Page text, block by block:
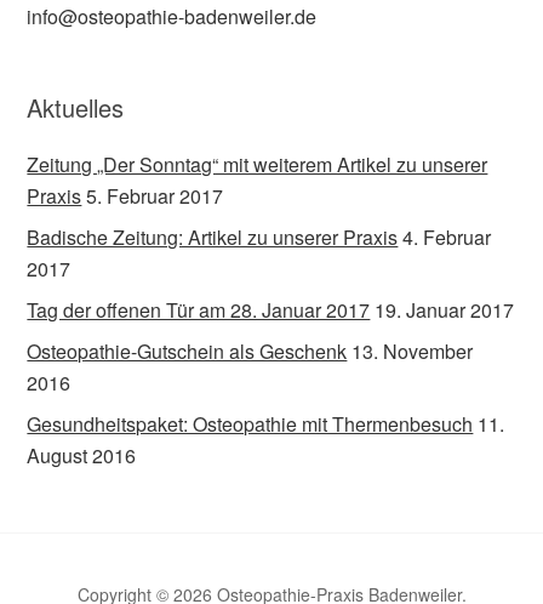
info@osteopathie-badenweiler.de
Aktuelles
Zeitung „Der Sonntag“ mit weiterem Artikel zu unserer
Praxis5. Februar 2017
Badische Zeitung: Artikel zu unserer Praxis4. Februar
2017
Tag der offenen Tür am 28. Januar 2017 19. Januar 2017
Osteopathie-Gutschein als Geschenk 13. November
2016
Gesundheitspaket: Osteopathie mit Thermenbesuch 11.
August 2016
Copyright © 2026 Osteopathie-Praxis Badenweiler.